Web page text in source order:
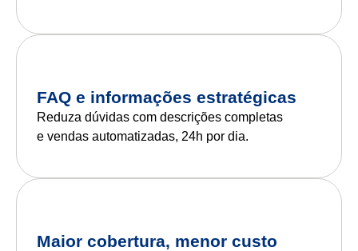
FAQ e informações estratégicas
Reduza dúvidas com descrições completas
e vendas automatizadas, 24h por dia.
Maior cobertura, menor custo